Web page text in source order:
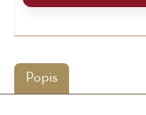
Popis